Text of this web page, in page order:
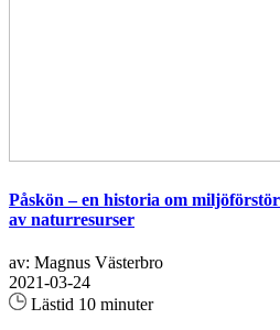
Påskön – en historia om
av naturresurser
av: Magnus Västerbro
2021-03-24
Lästid 10 minuter